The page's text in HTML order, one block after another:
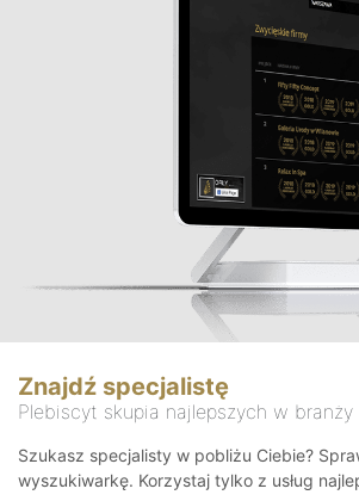
Znajdź specjalistę
Plebiscyt skupia najlepszych w branży
Szukasz specjalisty w pobliżu Ciebie?
wyszukiwarkę. Korzystaj tylko z usług